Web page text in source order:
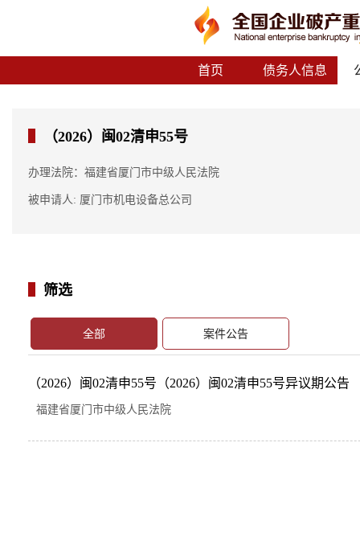
首页 债务人信息
（2026）闽02清申55号
办理法院：福建省厦门市中级人民法院
被申请人: 厦门市机电设备总公司
筛选
全部 案件公告
（2026）闽02清申55号（2026）闽02清申55号异议期公告
福建省厦门市中级人民法院